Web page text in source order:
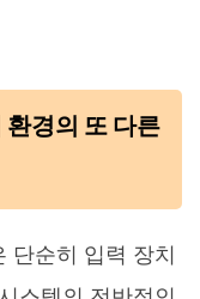
경의 또 다른
단순히 입력 장치